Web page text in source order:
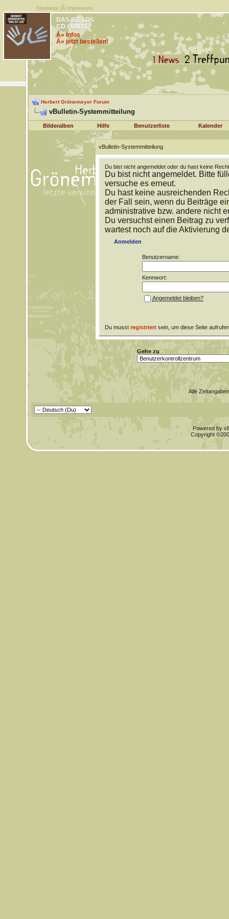
Startseite |Â Impressum
DAS IST LOS
CD / VINYL
Â» Infos
Â» jetzt bestellen!
Herbert Grönemeyer Forum
vBulletin-Systemmitteilung
Bilderalben Hilfe Benutzerliste Kalender
vBulletin-Systemmitteilung
Du bist nicht angemeldet oder du hast keine
Du bist nicht angemeldet. Bitte
versuche es erneut.
Du hast keine ausreichenden
der Fall sein, wenn du Beiträge
administrative bzw. andere nicht
Du versuchst einen Beitrag zu
wartest noch auf die Aktivierung
Anmelden
Benutzername:
Kennwort:
Angemeldet bleiben?
Du musst registriertsein, um diese Seite
Gehe zu
Alle
Powered by
Copyright